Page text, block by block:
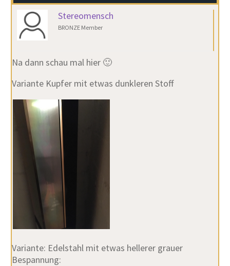
Stereomensch
BRONZE Member
Na dann schau mal hier 🙂
Variante Kupfer mit etwas dunkleren Stoff
Variante: Edelstahl mit etwas hellerer grauer
Bespannung: